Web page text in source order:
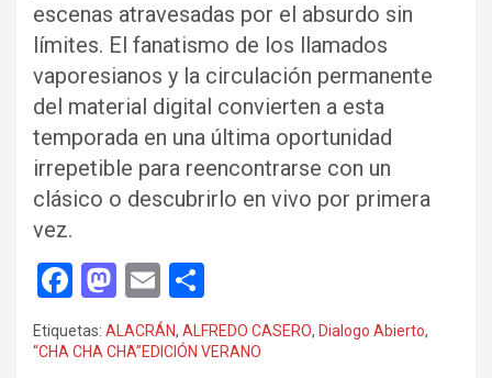
escenas atravesadas por el absurdo sin
límites. El fanatismo de los llamados
vaporesianos y la circulación permanente
del material digital convierten a esta
temporada en una última oportunidad
irrepetible para reencontrarse con un
clásico o descubrirlo en vivo por primera
vez.
F
a
ce
M
a
st
E
m
ail
o
m
Etiquetas: ALACRÁN, ALFREDO CASERO, Dialogo Abierto,
“CHA CHA CHA”EDICIÓN VERANO